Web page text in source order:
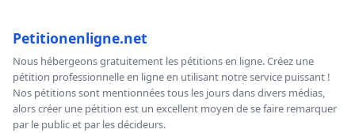
Petitionenligne.net
Nous hébergeons gratuitement les pétitions en ligne. Créez une
pétition professionnelle en ligne en utilisant notre service puissant !
Nos pétitions sont mentionnées tous les jours dans divers médias,
alors créer une pétition est un excellent moyen de se faire remarquer
par le public et par les décideurs.